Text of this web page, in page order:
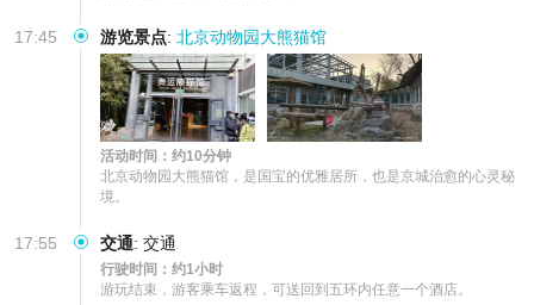
17:45 游览景点: 北京动物园大熊猫馆
活动时间：约10分钟
北京动物园大熊猫馆，是国宝的优雅居所，也是京城治愈的心灵秘
境。
17:55 交通: 交通
行驶时间：约1小时
游玩结束，游客乘车返程，可送回到五环内任意一个酒店。